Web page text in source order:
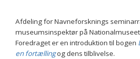
Afdeling for Navneforsknings
museumsinspektør på
Foredraget er en introduktion til bogen
en fortællingog dens tilblivelse.